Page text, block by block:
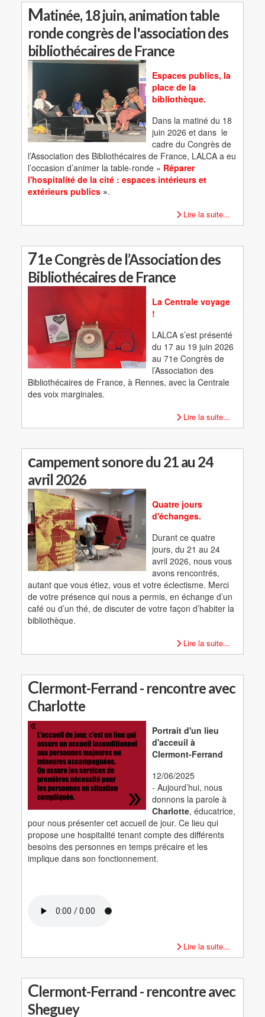
Matinée, 18 juin, animation table
ronde congrès de l'association des
bibliothécaires de France
Espaces publics, la
place de la
bibliothèque.
Dans la matiné du 18
juin 2026 et dans le
cadre du Congrès de
l’Association des Bibliothécaires de France, LALCA a eu
l’occasion d’animer la table-ronde « Réparer
l'hospitalité de la cité : espaces intérieurs et
extérieurs publics ».
Lire la suite...
71e Congrès de l’Association des
Bibliothécaires de France
La Centrale voyage
!
LALCA s’est présenté
du 17 au 19 juin 2026
au 71e Congrès de
l’Association des
Bibliothécaires de France, à Rennes, avec la Centrale
des voix marginales.
Lire la suite...
campement sonore du 21 au 24
avril 2026
Quatre jours
d'échanges.
Durant ce quatre
jours, du 21 au 24
avril 2026, nous vous
avons rencontrés,
autant que vous étiez, vous et votre éclectisme. Merci
de votre présence qui nous a permis, en échange d’un
café ou d’un thé, de discuter de votre façon d’habiter la
bibliothèque.
Lire la suite...
Clermont-Ferrand - rencontre avec
Charlotte
Portrait d'un lieu
d'acceuil à
Clermont-Ferrand
12/06/2025
- Aujourd’hui, nous
donnons la parole à
Charlotte, éducatrice,
pour nous présenter cet accueil de jour. Ce lieu qui
propose une hospitalité tenant compte des différents
besoins des personnes en temps précaire et les
implique dans son fonctionnement.
Lire la suite...
Clermont-Ferrand - rencontre avec
Sheguey